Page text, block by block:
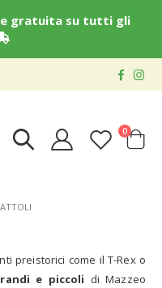
gratuita su tutti gli
Cart
0elementi
preistorici come il T-Rex o
e piccoli di Mazzeo